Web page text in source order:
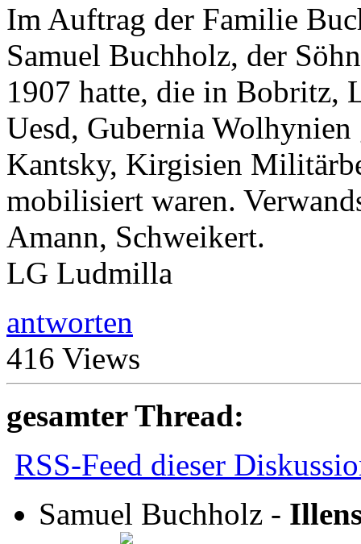
Im Auftrag der Familie
Samuel Buchholz, der
1907 hatte, die in Bobritz,
Uesd, Gubernia
Kantsky, Kirgisien
mobilisiert waren.
Amann, Schweikert.
LG Ludmilla
antworten
416 Views
gesamter Thread:
RSS-Feed dieser
Samuel Buchholz -